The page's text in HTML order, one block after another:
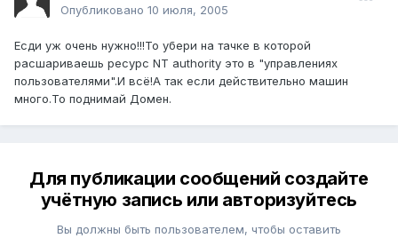
Опубликовано 10 июля, 2005
Есди уж очень нужно!!!То убери на тачке в которой
расшариваешь ресурс NT authority это в "управлениях
пользователями".И всё!А так если действительно машин
много.То поднимай Домен.
Для публикации сообщений создайте
учётную запись или авторизуйтесь
Вы должны быть пользователем, чтобы оставить